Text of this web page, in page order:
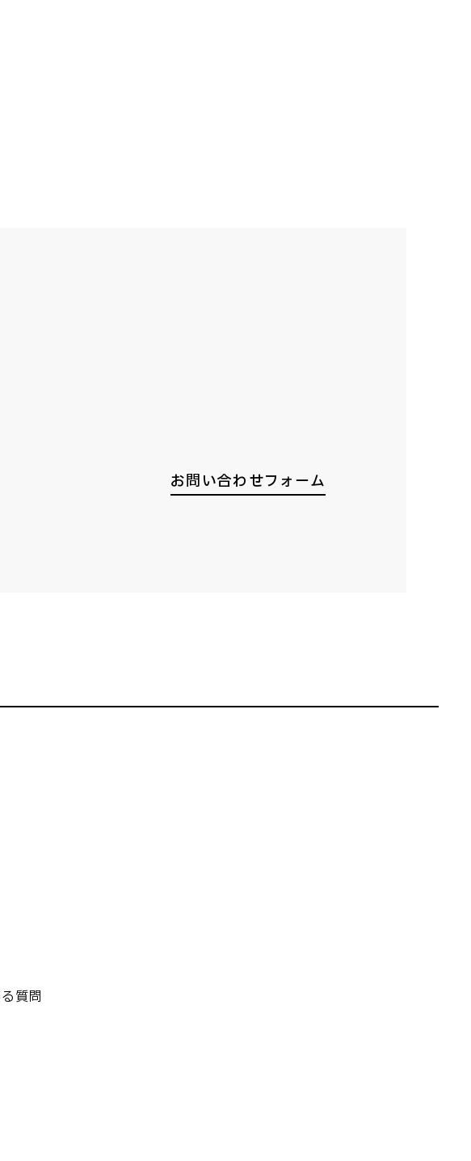
お問い合わせフォーム
質問